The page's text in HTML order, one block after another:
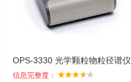
OPS-3330 光学颗粒物粒径谱仪
信息完整度：